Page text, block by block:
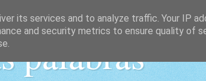
palabras
its services and to analyze traffic. Your IP
and security metrics to ensure quality of